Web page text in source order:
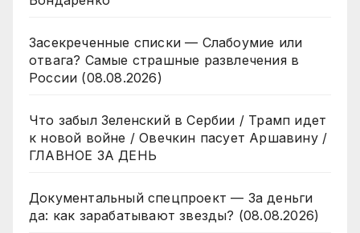
Засекреченные списки — Слабоумие или
отвага? Самые страшные развлечения в
России (08.08.2026)
Что забыл Зеленский в Сербии / Трамп идет
к новой войне / Овечкин пасует Аршавину /
ГЛАВНОЕ ЗА ДЕНЬ
Документальный спецпроект — За деньги
да: как зарабатывают звезды? (08.08.2026)